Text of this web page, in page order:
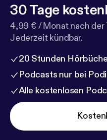
30 Tage
4,99 € / Monat nach der
Jederzeit kündbar.
20 Stunden
Podcasts nur bei
Alle kostenlosen